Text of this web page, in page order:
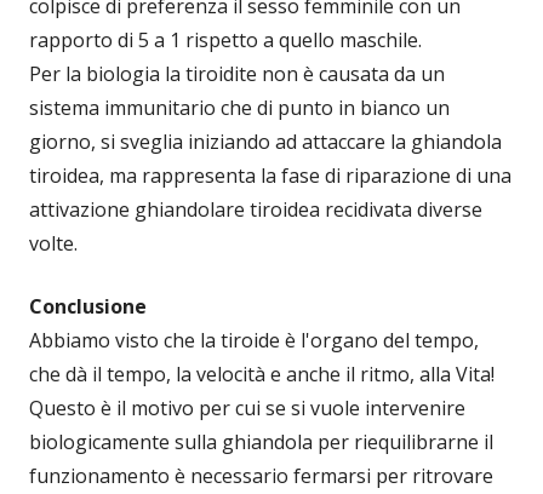
colpisce di preferenza il sesso femminile con un
rapporto di 5 a 1 rispetto a quello maschile.
Per la biologia la tiroidite non è causata da un
sistema immunitario che di punto in bianco un
giorno, si sveglia iniziando ad attaccare la ghiandola
tiroidea, ma rappresenta la fase di riparazione di una
attivazione ghiandolare tiroidea recidivata diverse
volte.
Conclusione
Abbiamo visto che la tiroide è l'organo del tempo,
che dà il tempo, la velocità e anche il ritmo, alla Vita!
Questo è il motivo per cui se si vuole intervenire
biologicamente sulla ghiandola per riequilibrarne il
funzionamento è necessario fermarsi per ritrovare